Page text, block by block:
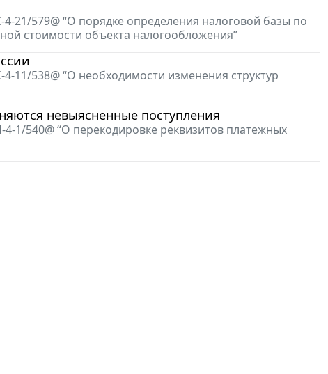
21/579@ “О порядке определения налоговой базы по
стоимости объекта налогообложения”
11/538@ “О необходимости изменения структур
невыясненные поступления
1/540@ “О перекодировке реквизитов платежных